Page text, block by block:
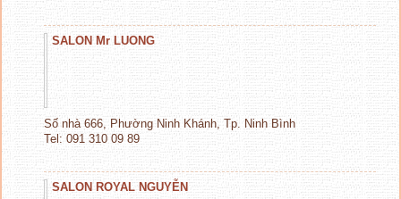
SALON Mr LUONG
Số nhà 666, Phường Ninh Khánh, Tp. Ninh Bình
Tel: 091 310 09 89
SALON ROYAL NGUYỄN